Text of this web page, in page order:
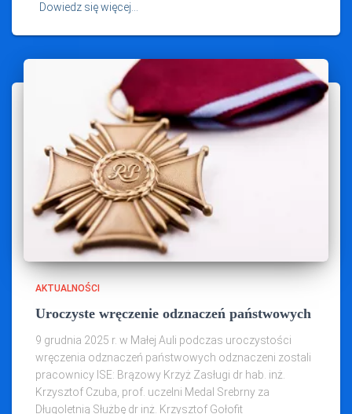
Dowiedz się więcej…
AKTUALNOŚCI
Uroczyste wręczenie odznaczeń państwowych
9 grudnia 2025 r. w Małej Auli podczas uroczystości
wręczenia odznaczeń państwowych odznaczeni zostali
pracownicy ISE: Brązowy Krzyż Zasługi dr hab. inż.
Krzysztof Czuba, prof. uczelni Medal Srebrny za
Długoletnią Służbę dr inż. Krzysztof Gołofit